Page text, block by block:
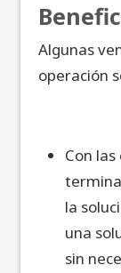
Algunas
operación
Con
la
una
sin